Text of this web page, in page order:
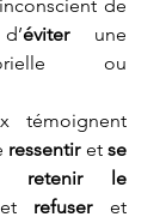
éviter une
ou
témoignent
ressentir et se
retenir le
refuser et